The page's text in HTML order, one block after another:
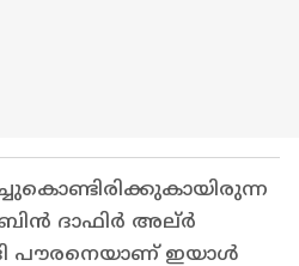
ദാഫിര്‍ അല്ർ
പൗരനെയാണ് ഇയാള്‍